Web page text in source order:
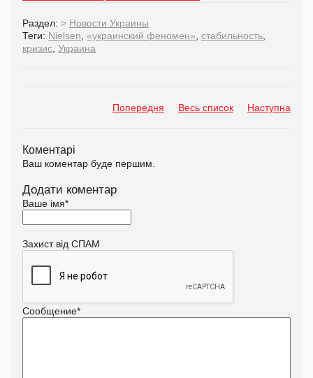
Раздел: > Новости Украины
Теги: Nielsen «украинский феномен» стабильность
кризис Украина
Попередня Весь список Наступна
Коментарі
Ваш коментар буде першим.
Додати коментар
Ваше імя*
Захист від СПАМ
Сообщение*